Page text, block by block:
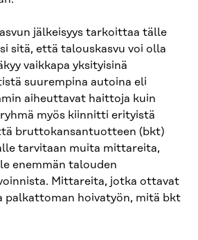
jälkeisyys tarkoittaa tälle
sitä, että talouskasvu voi olla
vaikkapa yksityisinä
suurempina autoina eli
aiheuttavat haittoja kuin
myös kiinnitti erityistä
bruttokansantuotteen (bkt)
tarvitaan muita mittareita,
enemmän talouden
Mittareita, jotka ottavat
palkattoman hoivatyön, mitä bkt